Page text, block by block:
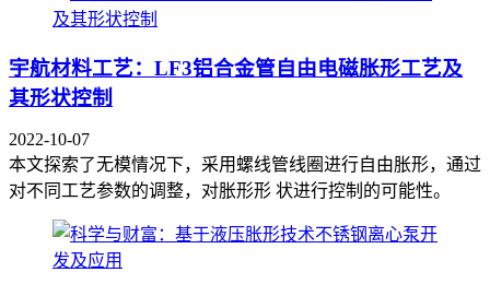
宇航材料工艺：LF3铝合金管自由电磁胀形工艺及
其形状控制
2022-10-07
本文探索了无模情况下，采用螺线管线圈进行自由胀形，通过
对不同工艺参数的调整，对胀形形 状进行控制的可能性。